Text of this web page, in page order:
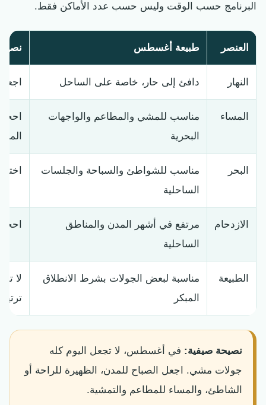
البرنامج حسب الوقت وليس حسب عدد الأماكن فقط.
العنصر طبيعة أغسطس
النهار دافئ إلى حار، خاصة على الساحل
المساء
مناسب للمشي والمطاعم والواجهات
البحرية
البحر
مناسب للشواطئ والسباحة والجلسات
الساحلية
الازدحام
مرتفع في أشهر المدن والمناطق
الساحلية
الطبيعة
مناسبة لبعض الجولات بشرط الانطلاق
المبكر
لا
نصيحة صيفية: في أغسطس، لا تجعل اليوم كله
جولات مشي. اجعل الصباح للمدن، الظهيرة للراحة أو
الشاطئ، والمساء للمطاعم والتمشية.